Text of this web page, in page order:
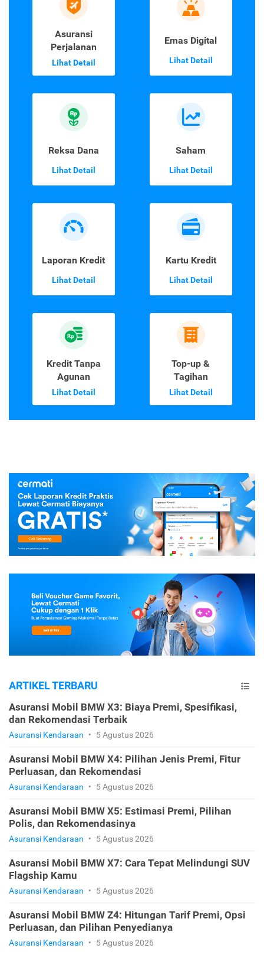
Asuransi
Perjalanan
Lihat Detail
Emas Digital
Lihat Detail
Reksa Dana
Lihat Detail
Saham
Lihat Detail
Laporan Kredit
Lihat Detail
Kartu Kredit
Lihat Detail
Kredit Tanpa
Agunan
Lihat Detail
Top-up &
Tagihan
Lihat Detail
ARTIKEL TERBARU
Asuransi Mobil BMW X3: Biaya Premi, Spesifikasi,
dan Rekomendasi Terbaik
Asuransi Kendaraan • 5 Agustus 2026
Asuransi Mobil BMW X4: Pilihan Jenis Premi, Fitur
Perluasan, dan Rekomendasi
Asuransi Kendaraan • 5 Agustus 2026
Asuransi Mobil BMW X5: Estimasi Premi, Pilihan
Polis, dan Rekomendasinya
Asuransi Kendaraan • 5 Agustus 2026
Asuransi Mobil BMW X7: Cara Tepat Melindungi SUV
Flagship Kamu
Asuransi Kendaraan • 5 Agustus 2026
Asuransi Mobil BMW Z4: Hitungan Tarif Premi, Opsi
Perluasan, dan Pilihan Penyedianya
Asuransi Kendaraan • 5 Agustus 2026